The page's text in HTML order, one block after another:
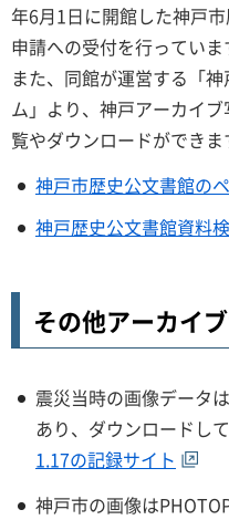
年6月1日に開館した神戸
申請への受付を行っていま
また、同館が運営する「
ム」より、神戸アーカイ
覧やダウンロードができま
神戸市歴史公文書館の
神戸歴史公文書館資料
その他アーカイ
震災当時の画像データ
あり、ダウンロードし
1.17の記録サイト
神戸市の画像は